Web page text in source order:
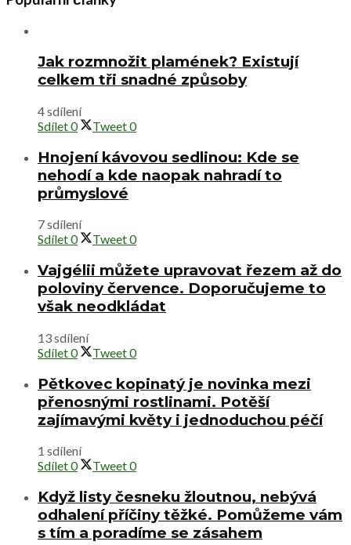
Jak rozmnožit plamének? Existují
celkem tři snadné způsoby
4 sdílení
Sdílet0 Tweet0
Hnojení kávovou sedlinou: Kde se
nehodí a kde naopak nahradí to
průmyslové
7 sdílení
Sdílet0 Tweet0
Vajgélii můžete upravovat řezem až do
poloviny července. Doporučujeme to
však neodkládat
13 sdílení
Sdílet0 Tweet0
Pětkovec kopinatý je novinka mezi
přenosnými rostlinami. Potěší
zajímavými květy i jednoduchou péčí
1 sdílení
Sdílet0 Tweet0
Když listy česneku žloutnou, nebývá
odhalení příčiny těžké. Pomůžeme vám
s tím a poradíme se zásahem